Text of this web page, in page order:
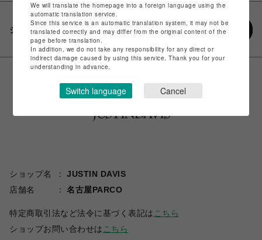
シェアする
ショップ名
JUSTIN DAVIS
店舗名
名古屋PARCO
特定商取引法など法令に基づく表記は こちら
ショップお問い合わせは こちら
We will translate the homepage into a foreign language using the
automatic translation service.
Since this service is an automatic translation system, it may not be
translated correctly and may differ from the original content of the
page before translation.
In addition, we do not take any responsibility for any direct or
indirect damage caused by using this service. Thank you for your
understanding in advance.
Switch language Cancel